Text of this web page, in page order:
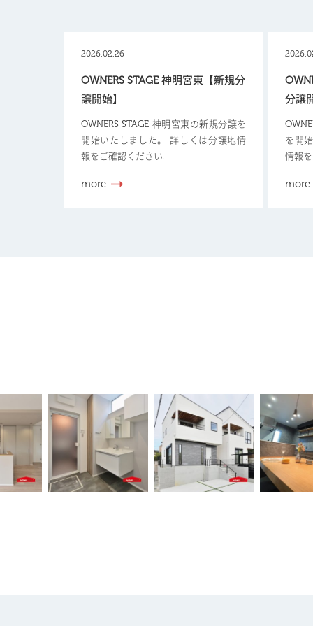
2026.02.26
OWNERS STAGE 神明宮東【新規分
譲開始】
OWNERS STAGE 神明宮東の新規分譲を
開始いたしました。 詳しくは分譲地情
報をご確認ください...
more
分譲
を開
情報
more